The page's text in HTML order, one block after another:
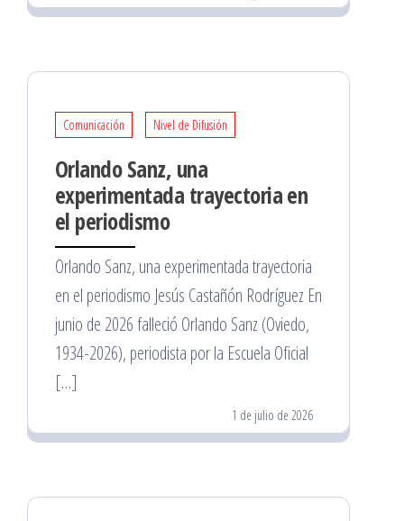
Comunicación Nivel de Difusión
Orlando Sanz, una
experimentada trayectoria en
el periodismo
Orlando Sanz, una experimentada trayectoria
en el periodismo Jesús Castañón Rodríguez En
junio de 2026 falleció Orlando Sanz (Oviedo,
1934-2026), periodista por la Escuela Oficial
[…]
1 de julio de 2026